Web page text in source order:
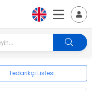
Tedarikçi Listesi